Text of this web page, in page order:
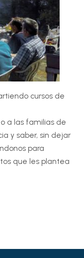
cursos de
a las familias de
y saber, sin dejar
para
que les plantea